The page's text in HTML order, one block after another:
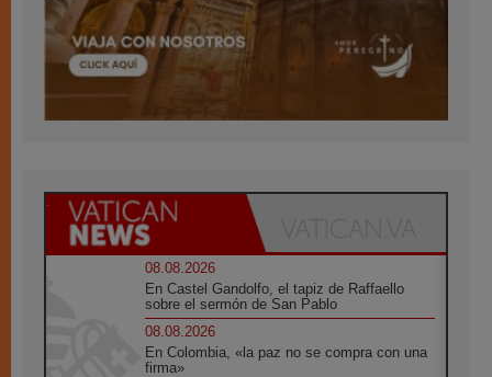
08.08.2026
En Castel Gandolfo, el tapiz de Raffaello
sobre el sermón de San Pablo
08.08.2026
En Colombia, «la paz no se compra con una
firma»